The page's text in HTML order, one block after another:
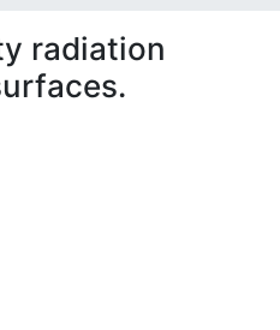
radiation